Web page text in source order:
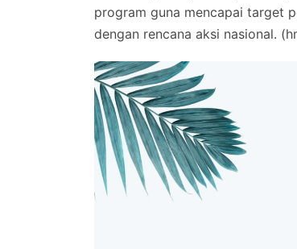
program guna mencapai target
dengan rencana aksi nasional.